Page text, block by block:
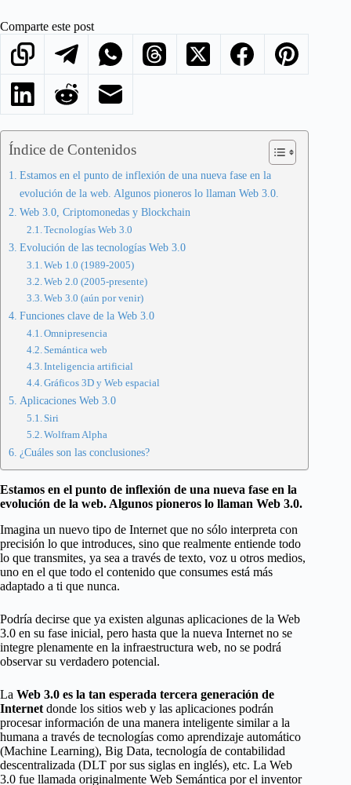
Comparte este post
Índice de Contenidos
Estamos en el punto de inflexión de una nueva fase en la
evolución de la web. Algunos pioneros lo llaman Web 3.0.
Web 3.0, Criptomonedas y Blockchain
Tecnologías Web 3.0
Evolución de las tecnologías Web 3.0
Web 1.0 (1989-2005)
Web 2.0 (2005-presente)
Web 3.0 (aún por venir)
Funciones clave de la Web 3.0
Omnipresencia
Semántica web
Inteligencia artificial
Gráficos 3D y Web espacial
Aplicaciones Web 3.0
Siri
Wolfram Alpha
¿Cuáles son las conclusiones?
Estamos en el punto de inflexión de una nueva fase en la
evolución de la web. Algunos pioneros lo llaman Web 3.0.
Imagina un nuevo tipo de Internet que no sólo interpreta con
precisión lo que introduces, sino que realmente entiende todo
lo que transmites, ya sea a través de texto, voz u otros medios,
uno en el que todo el contenido que consumes está más
adaptado a ti que nunca.
Podría decirse que ya existen algunas aplicaciones de la Web
3.0 en su fase inicial, pero hasta que la nueva Internet no se
integre plenamente en la infraestructura web, no se podrá
observar su verdadero potencial.
La Web 3.0 es la tan esperada tercera generación de
Internet donde los sitios web y las aplicaciones podrán
procesar información de una manera inteligente similar a la
humana a través de tecnologías como aprendizaje automático
(Machine Learning), Big Data, tecnología de contabilidad
descentralizada (DLT por sus siglas en inglés), etc. La Web
3.0 fue llamada originalmente Web Semántica por el inventor